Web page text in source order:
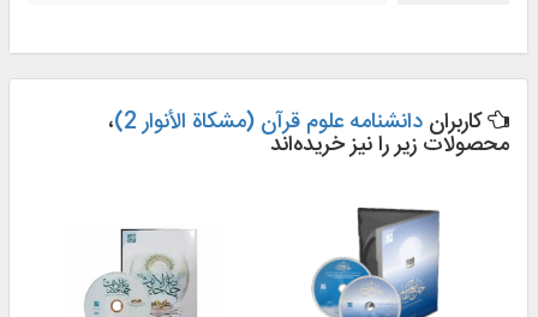
کاربران دانشنامه علوم قرآن (مشکاة الأنوار 2) ،
محصولات زیر را نیز خریده‌اند